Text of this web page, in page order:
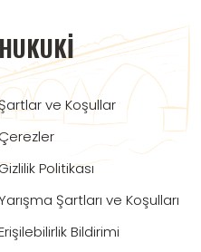
HUKUKI
ve Koşullar
Çerezler
Politikası
Şartları ve Koşulları
Bildirimi